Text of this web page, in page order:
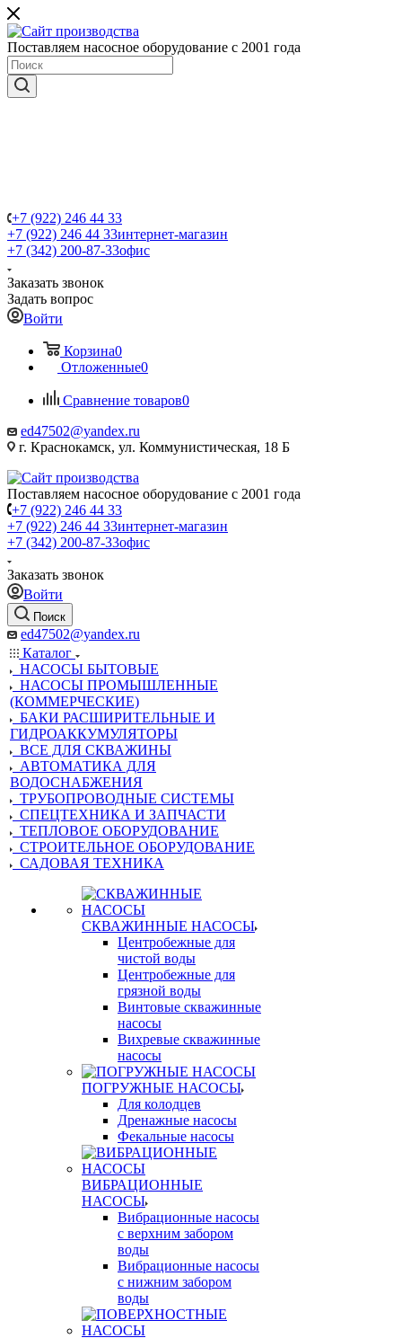
Поставляем насосное оборудование с 2001 года
+7 (922) 246 44 33
+7 (922) 246 44 33интернет-магазин
+7 (342) 200-87-33офис
Заказать звонок
Задать вопрос
Войти
Корзина0
Отложенные0
Сравнение товаров0
ed47502@yandex.ru
г. Краснокамск, ул. Коммунистическая, 18 Б
Поставляем насосное оборудование с 2001 года
+7 (922) 246 44 33
+7 (922) 246 44 33интернет-магазин
+7 (342) 200-87-33офис
Заказать звонок
Войти
Поиск
ed47502@yandex.ru
Каталог
НАСОСЫ БЫТОВЫЕ
НАСОСЫ ПРОМЫШЛЕННЫЕ
(КОММЕРЧЕСКИЕ)
БАКИ РАСШИРИТЕЛЬНЫЕ И
ГИДРОАККУМУЛЯТОРЫ
ВСЕ ДЛЯ СКВАЖИНЫ
АВТОМАТИКА ДЛЯ
ВОДОСНАБЖЕНИЯ
ТРУБОПРОВОДНЫЕ СИСТЕМЫ
СПЕЦТЕХНИКА И ЗАПЧАСТИ
ТЕПЛОВОЕ ОБОРУДОВАНИЕ
СТРОИТЕЛЬНОЕ ОБОРУДОВАНИЕ
САДОВАЯ ТЕХНИКА
СКВАЖИННЫЕ НАСОСЫ
Центробежные для
чистой воды
Центробежные для
грязной воды
Винтовые скважинные
насосы
Вихревые скважинные
насосы
ПОГРУЖНЫЕ НАСОСЫ
Для колодцев
Дренажные насосы
Фекальные насосы
ВИБРАЦИОННЫЕ
НАСОСЫ
Вибрационные насосы
с верхним забором
воды
Вибрационные насосы
с нижним забором
воды